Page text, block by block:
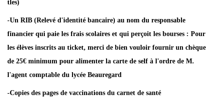
tles)
-Un RIB (Relevé d'identité bancaire) au nom du responsable
financier qui paie les frais scolaires et qui perçoit les bourses : Pour
les élèves inscrits au ticket, merci de bien vouloir fournir un chèque
de 25€ minimum pour alimenter la carte de self à l'ordre de M.
l'agent comptable du lycée Beauregard
-Copies des pages de vaccinations du carnet de santé